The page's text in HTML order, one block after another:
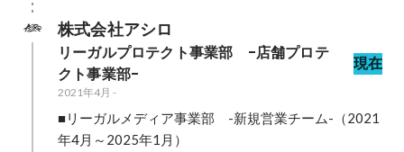
株式会社アシロ
リーガルプロテクト事業部　-店舗プロテ
クト事業部-
現在
2021年4月 -
■リーガルメディア事業部　-新規営業チーム-（2021
年4月～2025年1月）